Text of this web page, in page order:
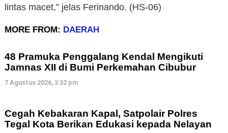
lintas macet,” jelas Ferinando. (HS-06)
MORE FROM: DAERAH
48 Pramuka Penggalang Kendal Mengikuti
Jamnas XII di Bumi Perkemahan Cibubur
7 Agustus 2026, 3:32 pm
Cegah Kebakaran Kapal, Satpolair Polres
Tegal Kota Berikan Edukasi kepada Nelayan